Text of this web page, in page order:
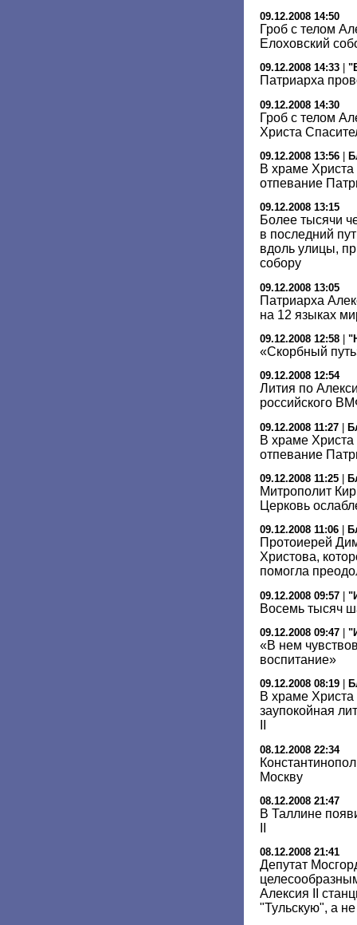
09.12.2008 14:50
Гроб с телом
Елоховский
09.12.2008 14:33
Патриарха
09.12.2008 14:30
Гроб с телом
Христа
09.12.2008 13:56
В храме
отпевание
09.12.2008 13:15
Более тысячи
в последний
вдоль улицы,
собору
09.12.2008 13:05
Патриарха
на 12 языках
09.12.2008 12:58
«Скорбный
09.12.2008 12:54
Лития по
российского
09.12.2008 11:27 |
В храме Христа
отпевание
09.12.2008 11:25
Митрополит
Церковь
09.12.2008 11:06
Протоиерей
Христова,
помогла
09.12.2008 09:57 |
Восемь тысяч
09.12.2008 09:47
«В нем
воспитание»
09.12.2008 08:19
В храме Христа
заупокойная
08.12.2008 22:34
Москву
08.12.2008 21:47
В Таллине
08.12.2008 21:41
Депутат
Алексия II
"Тульскую", а